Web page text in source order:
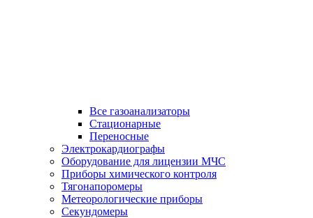
Все газоанализаторы
Cтационарные
Переносные
Электрокардиографы
Оборудование для лицензии МЧС
Приборы химического контроля
Тягонапоромеры
Метеорологические приборы
Секундомеры